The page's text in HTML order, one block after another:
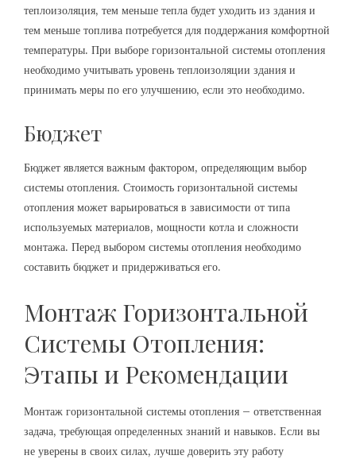
теплоизоляция, тем меньше тепла будет уходить из здания и
тем меньше топлива потребуется для поддержания комфортной
температуры. При выборе горизонтальной системы отопления
необходимо учитывать уровень теплоизоляции здания и
принимать меры по его улучшению, если это необходимо.
Бюджет
Бюджет является важным фактором, определяющим выбор
системы отопления. Стоимость горизонтальной системы
отопления может варьироваться в зависимости от типа
используемых материалов, мощности котла и сложности
монтажа. Перед выбором системы отопления необходимо
составить бюджет и придерживаться его.
Монтаж Горизонтальной
Системы Отопления:
Этапы и Рекомендации
Монтаж горизонтальной системы отопления – ответственная
задача, требующая определенных знаний и навыков. Если вы
не уверены в своих силах, лучше доверить эту работу